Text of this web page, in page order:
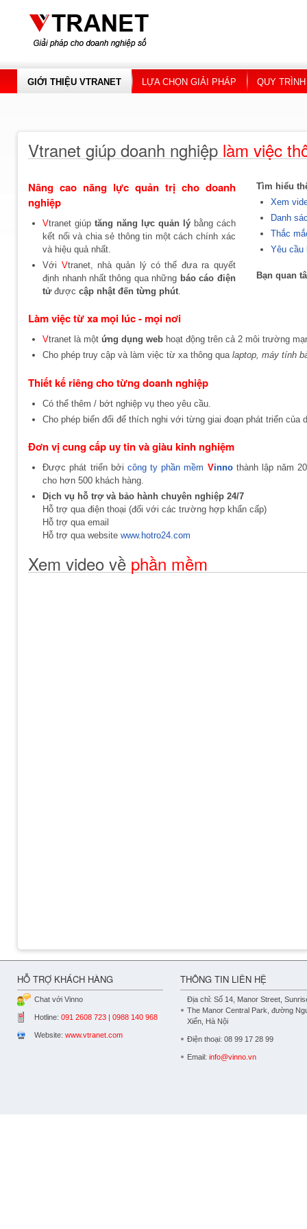
GIỚI THIỆU VTRANET LỰA CHỌN GIẢI PHÁP QUY
Vtranet giúp doanh nghiệp làm việc
Tìm hiểu
Xem
Danh
Thắc
Yêu cầu
Bạn quan
Nâng cao năng lực quản trị cho doanh
nghiệp
Vtranet giúp tăng năng lực quản lýbằng cách
kết nối và chia sẻ thông tin một cách chính xác
và hiệu quả nhất.
Với Vtranet, nhà quản lý có thể đưa ra quyết
định nhanh nhất thông qua những báo cáo điện
tửđượccập nhật đến từng phút
Làm việc từ xa mọi lúc - mọi nơi
Vtranet là mộtứng dụng web hoạt động trên cả 2 môi trường
Cho phép truy cập và làm việc từ xa thông qualaptop, máy tính
Thiết kế riêng cho từng doanh nghiệp
Có thể thêm / bớt nghiệp vụ theo yêu cầu.
Cho phép biến đổi để thích nghi với từng giai đoạn phát triển của
Đơn vị cung cấp uy tin và giàu kinh nghiệm
Được phát triển bởi công ty phần mềm Vinnothành lập năm
cho hơn 500 khách hàng.
Dịch vụ hỗ trợ và bảo hành chuyên nghiệp 24/7
Hỗ trợ qua điện thoại (đối với các trường hợp khẩn cấp)
Hỗ trợ qua email
Hỗ trợ qua websitewww.hotro24.com
Xem video về phần mềm
HỖ TRỢ KHÁCH HÀNG
Chat với Vinno
Hotline: 091 2608 723 | 0988 140 968
Website: www.vtranet.com
THÔNG TIN LIÊN HỆ
Địa chỉ: Số 14, Manor Street,
The Manor Central Park, đường
Xiển, Hà Nội
Điện thoại: 08 99 17 28 99
Email: info@vinno.vn